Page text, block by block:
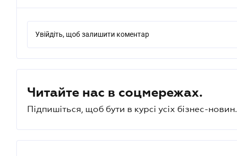
Увійдіть, щоб залишити коментар
Читайте нас в соцмережах.
Підпишіться, щоб бути в курсі усіх бізнес-новин.